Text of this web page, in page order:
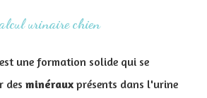
urinaire chien
une formation solide qui se
des minéraux présents dans l'urine